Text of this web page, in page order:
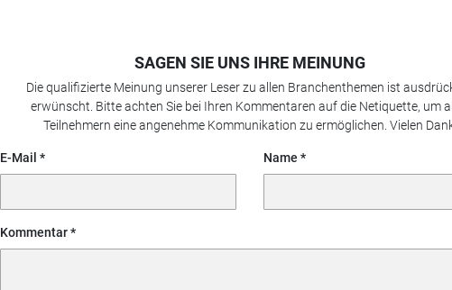
SAGEN SIE UNS IHRE MEINUNG
Die qualifizierte Meinung unserer Leser zu allen Branchenthemen ist
erwünscht. Bitte achten Sie bei Ihren Kommentaren auf die Netiquette, um
Teilnehmern eine angenehme Kommunikation zu ermöglichen. Vielen
E-Mail Name
Kommentar